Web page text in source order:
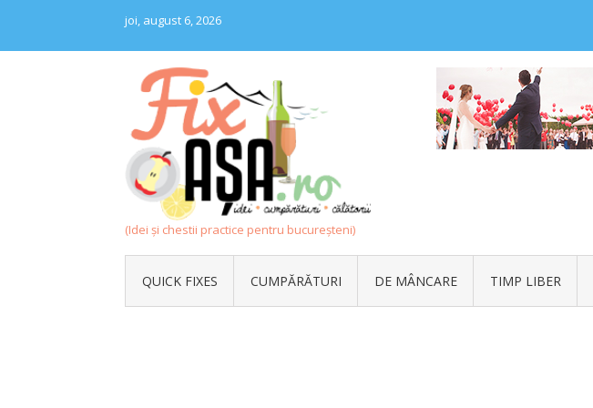
joi, august 6, 2026
(Idei și chestii practice pentru bucureșteni)
QUICK FIXES CUMPĂRĂTURI DE MÂNCARE TIMP LIBER